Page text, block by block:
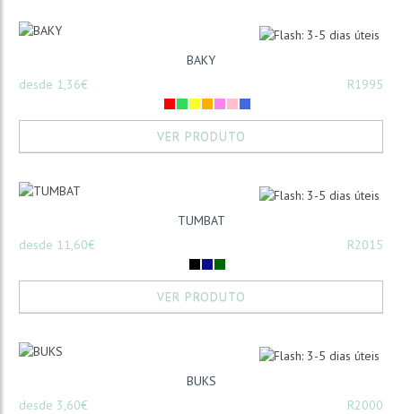
BAKY
desde 1,36€
R1995
VER PRODUTO
TUMBAT
desde 11,60€
R2015
VER PRODUTO
BUKS
desde 3,60€
R2000